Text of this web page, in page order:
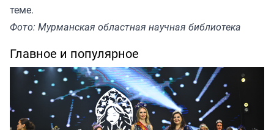
теме.
Фото: Мурманская областная научная библиотека
Главное и популярное